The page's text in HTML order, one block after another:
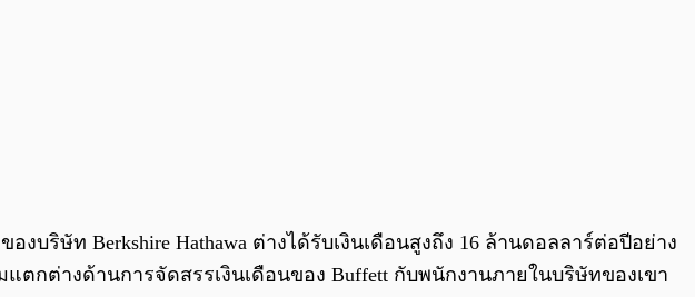
งบริษัท Berkshire Hathawa ต่างได้รับเงินเดือนสูงถึง 16 ล้านดอลลาร์ต่อปีอย่าง
กต่างด้านการจัดสรรเงินเดือนของ Buffett กับพนักงานภายในบริษัทของเขา